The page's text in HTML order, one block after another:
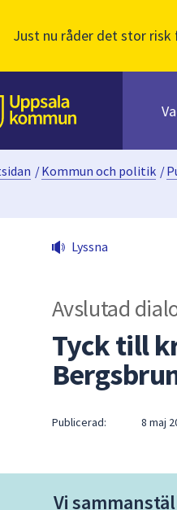
Just nu råder det stor risk
Till sidans
huvudinnehåll
innehåll
När
att
under
att
/Kommun och politik /
Lyssna
Avslutad
Tyck till
Publicerad: 8 maj
Vi